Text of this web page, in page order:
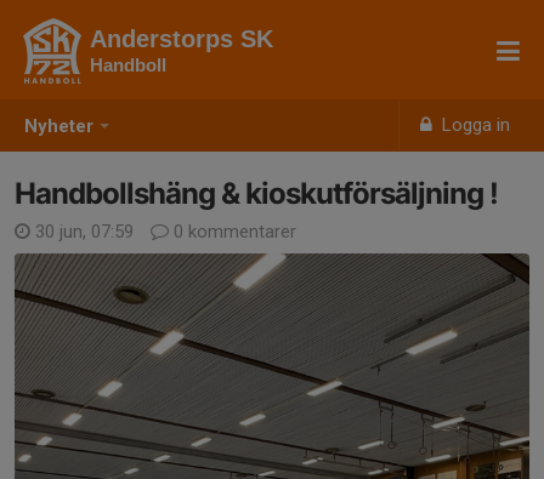
Nyheter Logga in
Anderstorps SK
Handboll
Handbollshäng & kioskutförsäljning !
30 jun, 07:59 0 kommentarer